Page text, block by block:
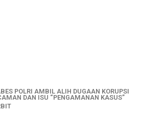
POLRI AMBIL ALIH DUGAAN KORUPSI
DAN ISU “PENGAMANAN KASUS”